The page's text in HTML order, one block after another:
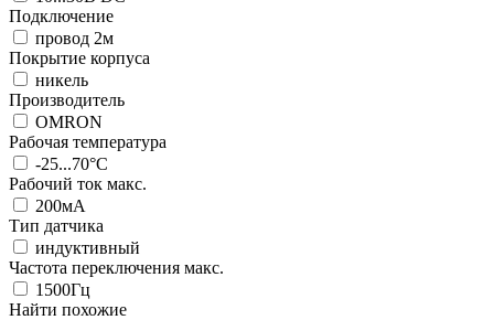
Подключение
провод 2м
Покрытие корпуса
никель
Производитель
OMRON
Рабочая температура
-25...70°C
Рабочий ток макс.
200мА
Тип датчика
индуктивный
Частота переключения макс.
1500Гц
Найти похожие